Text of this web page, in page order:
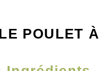
POULET